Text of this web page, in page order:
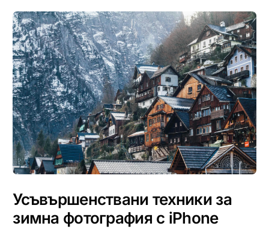
Усъвършенствани техники за
зимна фотография с iPhone